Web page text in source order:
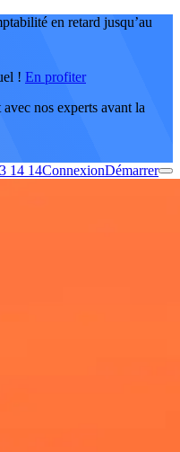
en retard jusqu’au
! En profiter
nos experts avant la
14 14ConnexionDémarrer